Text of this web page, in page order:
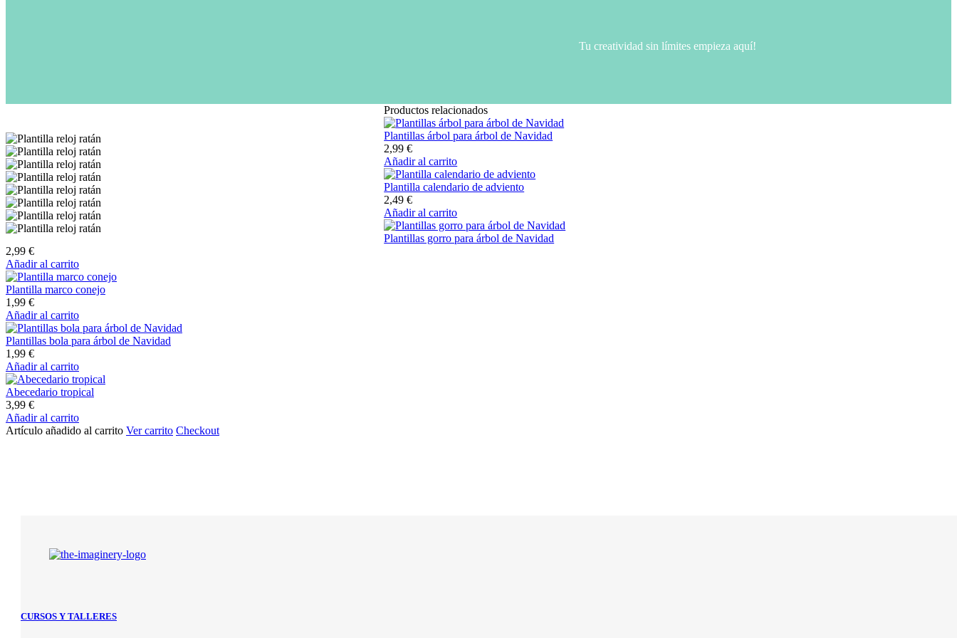
Tu creatividad sin límites empieza aquí!
Productos relacionados
Plantillas árbol para árbol de Navidad
2,99€
Añadir al carrito
Plantilla calendario de adviento
2,49€
Añadir al carrito
Plantillas gorro para árbol de Navidad
2,99 €
Añadir al carrito
Plantilla marco conejo
1,99 €
Añadir al carrito
Plantillas bola para árbol de Navidad
1,99 €
Añadir al carrito
Abecedario tropical
3,99 €
Añadir al carrito
Artículo añadido al carrito Ver carrito Checkout
CURSOS Y TALLERES